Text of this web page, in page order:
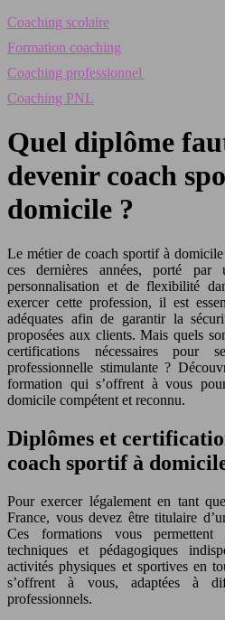
Coaching scolaire
Formation coaching
Coaching professionnel
Coaching PNL
Quel diplôme
devenir coach
domicile ?
Le métier de coach sportif à
ces dernières années, porté par
personnalisation et de flexibilité
exercer cette profession, il est
adéquates afin de garantir la
proposées aux clients. Mais quels
certifications nécessaires
professionnelle stimulante ?
formation qui s’offrent à vous
domicile compétent et reconnu.
Diplômes et
coach sportif à
Pour exercer légalement en tant
France, vous devez être titulaire
Ces formations vous permettent
techniques et pédagogiques
activités physiques et sportives en
s’offrent à vous, adaptées à
professionnels.